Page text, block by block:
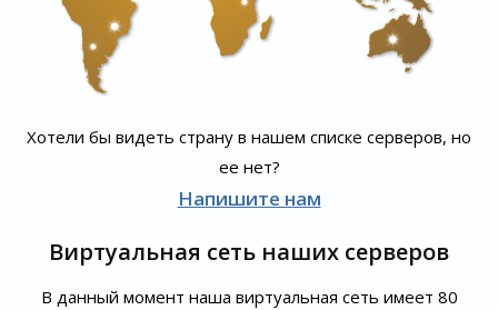
Хотели бы видеть страну в нашем списке серверов, но
ее нет?
Напишите нам
Виртуальная сеть наших серверов
В данный момент наша виртуальная сеть имеет 80